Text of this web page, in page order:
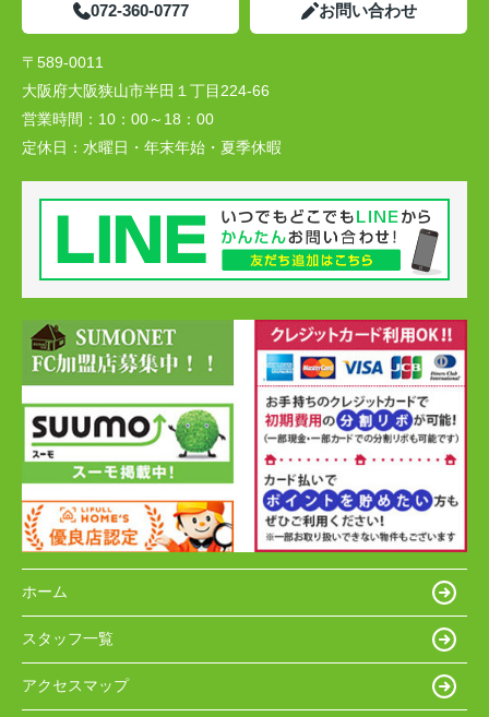
072-360-0777 お問い合わせ
〒589-0011
大阪府大阪狭山市半田１丁目224-66
営業時間： 10：00～18：00
定休日： 水曜日・年末年始・夏季休暇
ホーム
スタッフ一覧
アクセスマップ